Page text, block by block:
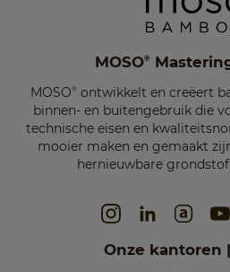
MOSO®
MOSO® ontwikkelt en creëert
binnen- en buitengebruik die
technische eisen en
mooier maken en gemaakt
hernieuwbare
Onze kantoren